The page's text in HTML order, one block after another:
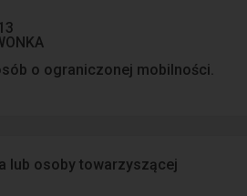
o ograniczonej mobilności.
lub osoby towarzyszącej